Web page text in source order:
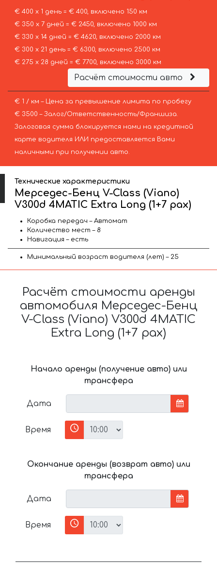
€ 400 х 1 день = € 400, включено 150 км
€ 350 х 7 дней = € 2450, включено 1000 км
€ 330 х 14 дней = € 4620, включено 2000 км
€ 300 х 21 день = € 6300, включено 2500 км
€ 275 х 28 дней = € 7700, включено 3000 км
Расчёт стоимости авто
€ 1 / км – Цена за превышение лимита по пробегу
€ 3500 – Залог/Ответственность/Франшиза.
Залоговая сумма блокируется нами на кредитной
карте водителя ИЛИ предоставляется Вами
наличными при получении авто.
Технические характеристики
Мерседес-Бенц V-Class (Viano)
V300d 4MATIC Extra Long (1+7 pax)
Коробка передач – Автомат
Количество мест – 8
Навигация – есть
Минимальный возраст водителя (лет) – 25
Расчёт стоимости аренды
автомобиля Мерседес-Бенц
V-Class (Viano) V300d 4MATIC
Extra Long (1+7 pax)
Начало аренды (получение авто) или
трансфера
Дата
Время
Окончание аренды (возврат авто) или
трансфера
Дата
Время